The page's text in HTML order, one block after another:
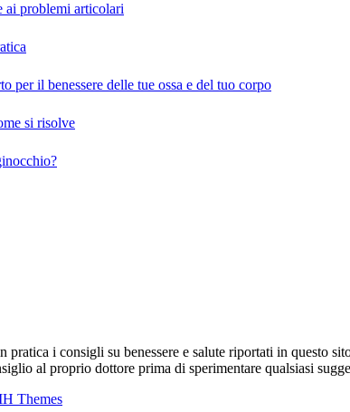
ai problemi articolari
per il benessere delle tue ossa e del tuo corpo
si risolve
pratica i consigli su benessere e salute riportati in questo
al proprio dottore prima di sperimentare qualsiasi
Themes